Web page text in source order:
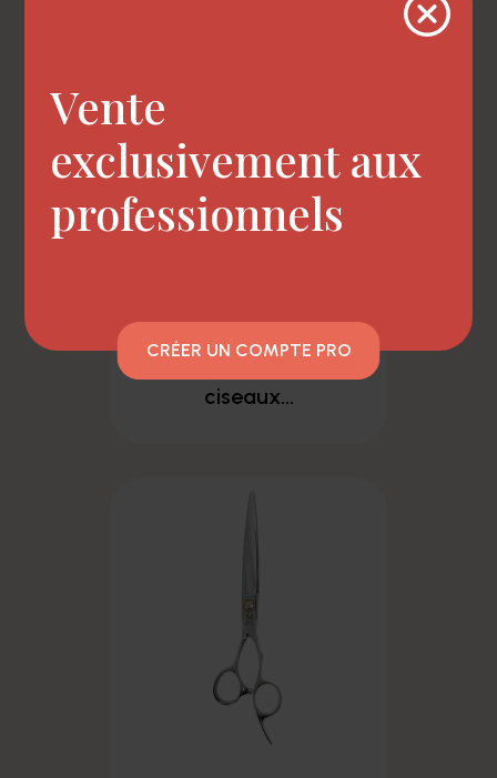
ciseaux...
Vente
exclusivement aux
professionnels
CRÉER UN COMPTE PRO